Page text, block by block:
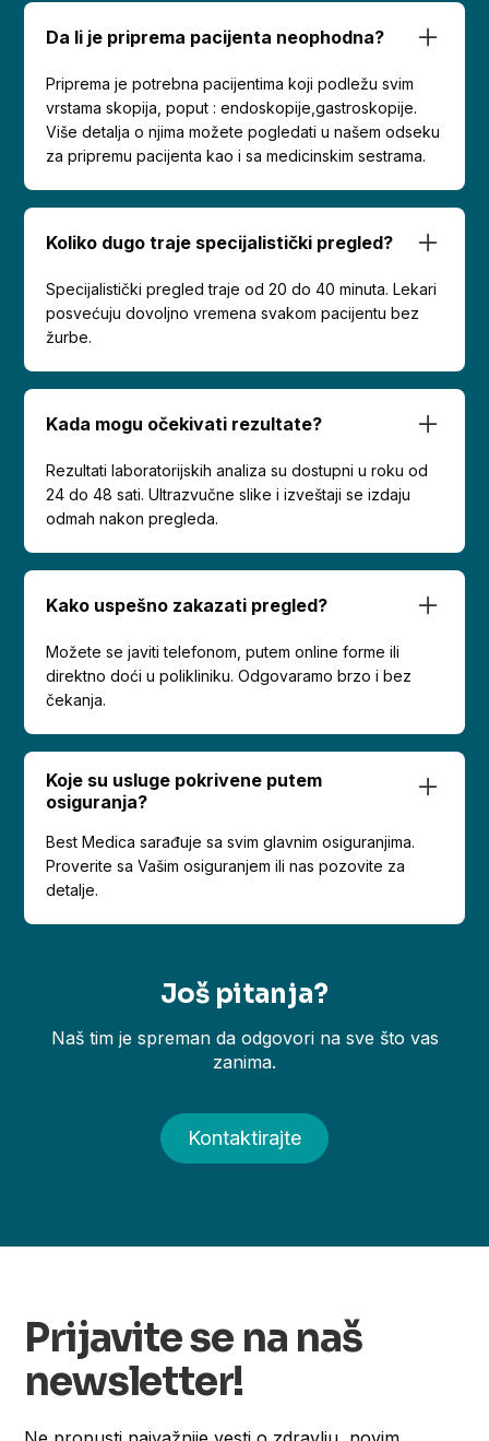
Da li je priprema pacijenta neophodna?
Priprema je potrebna pacijentima koji podležu svim
vrstama skopija, poput : endoskopije,gastroskopije.
Više detalja o njima možete pogledati u našem odseku
za pripremu pacijenta kao i sa medicinskim sestrama.
Koliko dugo traje specijalistički pregled?
Specijalistički pregled traje od 20 do 40 minuta. Lekari
posvećuju dovoljno vremena svakom pacijentu bez
žurbe.
Kada mogu očekivati rezultate?
Rezultati laboratorijskih analiza su dostupni u roku od
24 do 48 sati. Ultrazvučne slike i izveštaji se izdaju
odmah nakon pregleda.
Kako uspešno zakazati pregled?
Možete se javiti telefonom, putem online forme ili
direktno doći u polikliniku. Odgovaramo brzo i bez
čekanja.
Koje su usluge pokrivene putem
osiguranja?
Best Medica sarađuje sa svim glavnim osiguranjima.
Proverite sa Vašim osiguranjem ili nas pozovite za
detalje.
Još pitanja?
Naš tim je spreman da odgovori na sve što vas
zanima.
Kontaktirajte
Prijavite se na naš
newsletter!